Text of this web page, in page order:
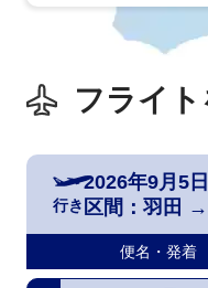
フライ
行き
2026年9月5日
区間： 羽田 →
便名・発着